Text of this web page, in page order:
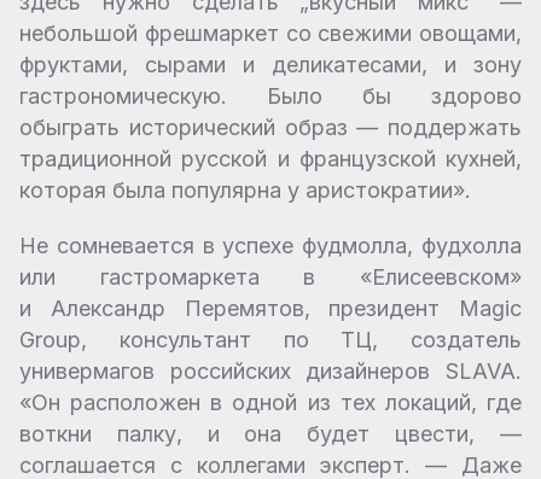
небольшой фрешмаркет со свежими овощами,
фруктами, сырами и деликатесами, и зону
гастрономическую. Было бы здорово
обыграть исторический образ — поддержать
традиционной русской и французской кухней,
которая была популярна у аристократии».
Не сомневается в успехе фудмолла, фудхолла
или гастромаркета в «Елисеевском»
и Александр Перемятов, президент Magic
Group, консультант по ТЦ, создатель
универмагов российских дизайнеров SLAVA.
«Он расположен в одной из тех локаций, где
воткни палку, и она будет цвести, —
соглашается с коллегами эксперт. — Даже